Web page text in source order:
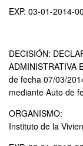
EXP. 03-01-2014-
DECISIÓN:
ADMINISTRATIVA
de fecha 07/03/
mediante Auto de
ORGANISMO:
Instituto de la